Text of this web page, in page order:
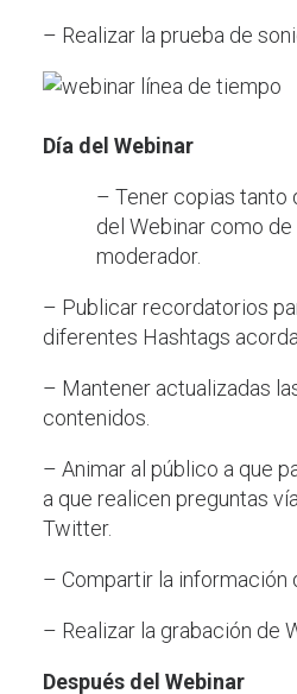
– Realizar la prueba de
Día del Webinar
– Tener copias tanto
del Webinar como de
moderador.
– Publicar recordatorios
diferentes Hashtags
– Mantener actualizadas
contenidos.
– Animar al público a que
a que realicen preguntas
Twitter.
– Compartir la información
– Realizar la grabación de
Después del Webinar